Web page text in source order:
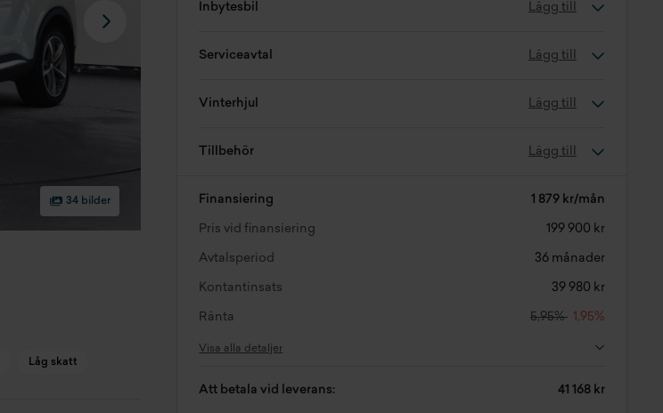
34 bilder
Låg skatt
Inbytesbil Lägg till
Serviceavtal Lägg till
Vinterhjul Lägg till
Tillbehör Lägg till
Finansiering 1 879 kr/mån
Pris vid finansiering 199 900 kr
Avtalsperiod 36 månader
Kontantinsats 39 980 kr
Ränta 5,95% 1,95%
Visa alla detaljer
Att betala vid leverans: 41 168 kr